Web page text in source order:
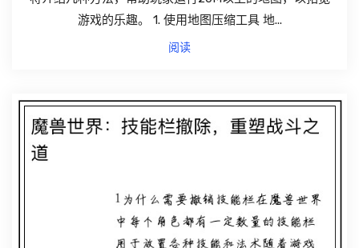
游戏的乐趣。 1. 使用地图压缩工具 地...
阅读